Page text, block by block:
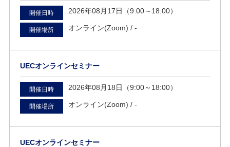
開催日時 2026年08月17日（9:00～18:00）
開催場所 オンライン(Zoom) / -
UECオンラインセミナー
開催日時 2026年08月18日（9:00～18:00）
開催場所 オンライン(Zoom) / -
UECオンラインセミナー